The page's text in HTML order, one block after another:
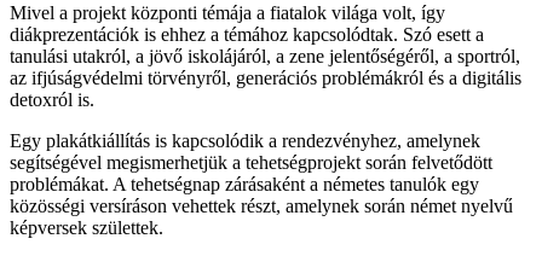
Mivel a projekt központi témája a fiatalok világa volt, így
diákprezentációk is ehhez a témához kapcsolódtak. Szó esett a
tanulási utakról, a jövő iskolájáról, a zene jelentőségéről, a sportról,
az ifjúságvédelmi törvényről, generációs problémákról és a digitális
detoxról is.
Egy plakátkiállítás is kapcsolódik a rendezvényhez, amelynek
segítségével megismerhetjük a tehetségprojekt során felvetődött
problémákat. A tehetségnap zárásaként a németes tanulók egy
közösségi versíráson vehettek részt, amelynek során német nyelvű
képversek születtek.